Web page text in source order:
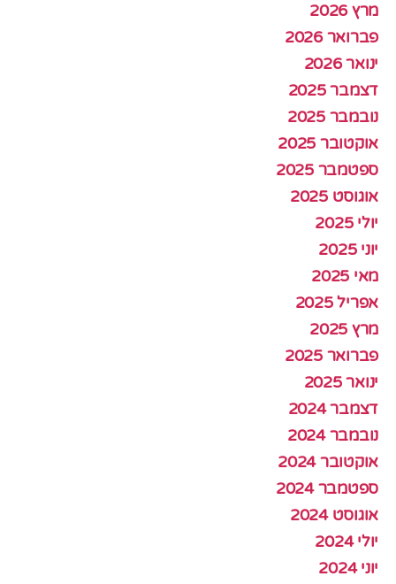
מרץ 2026
פברואר 2026
ינואר 2026
דצמבר 2025
נובמבר 2025
אוקטובר 2025
ספטמבר 2025
אוגוסט 2025
יולי 2025
יוני 2025
מאי 2025
אפריל 2025
מרץ 2025
פברואר 2025
ינואר 2025
דצמבר 2024
נובמבר 2024
אוקטובר 2024
ספטמבר 2024
אוגוסט 2024
יולי 2024
יוני 2024